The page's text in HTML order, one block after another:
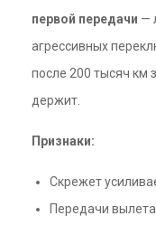
первой передачи —
агрессивных
после 200 тысяч км
держит.
Признаки:
Скрежет
Передачи